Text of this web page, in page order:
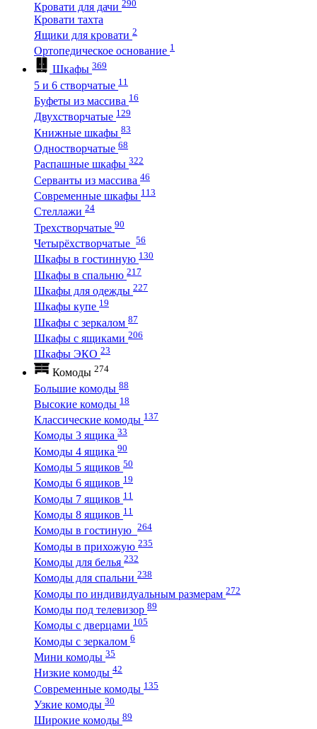
Кровати для дачи 290
Кровати тахта
Ящики для кровати 2
Ортопедическое основание 1
Шкафы 369
5 и 6 створчатые 11
Буфеты из массива 16
Двухстворчатые 129
Книжные шкафы 83
Одностворчатые 68
Распашные шкафы 322
Серванты из массива 46
Современные шкафы 113
Стеллажи 24
Трехстворчатые 90
Четырёхстворчатые 56
Шкафы в гостинную 130
Шкафы в спальню 217
Шкафы для одежды 227
Шкафы купе 19
Шкафы с зеркалом 87
Шкафы с ящиками 206
Шкафы ЭКО 23
Комоды 274
Большие комоды 88
Высокие комоды 18
Классические комоды 137
Комоды 3 ящика 33
Комоды 4 ящика 90
Комоды 5 ящиков 50
Комоды 6 ящиков 19
Комоды 7 ящиков 11
Комоды 8 ящиков 11
Комоды в гостиную 264
Комоды в прихожую 235
Комоды для белья 232
Комоды для спальни 238
Комоды по индивидуальным размерам 272
Комоды под телевизор 89
Комоды с дверцами 105
Комоды с зеркалом 6
Мини комоды 35
Низкие комоды 42
Современные комоды 135
Узкие комоды 30
Широкие комоды 89